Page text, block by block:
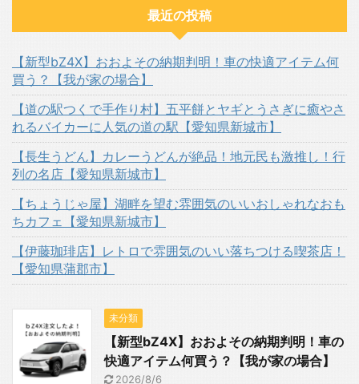
最近の投稿
【新型bZ4X】おおよその納期判明！車の快適アイテム何
買う？【我が家の場合】
【道の駅つくで手作り村】五平餅とヤギとうさぎに癒やさ
れるバイカーに人気の道の駅【愛知県新城市】
【長生うどん】カレーうどんが絶品！地元民も激推し！行
列の名店【愛知県新城市】
【ちょうじゃ屋】湖畔を望む雰囲気のいいおしゃれなおも
ちカフェ【愛知県新城市】
【伊藤珈琲店】レトロで雰囲気のいい落ちつける喫茶店！
【愛知県蒲郡市】
未分類
【新型bZ4X】おおよその納期判明！車の
快適アイテム何買う？【我が家の場合】
2026/8/6